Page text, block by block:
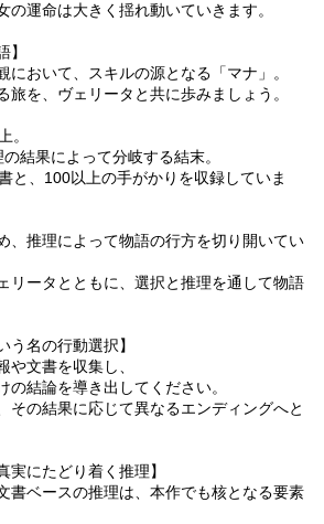
の運命は大きく揺れ動いていきます。
】
において、スキルの源となる「マナ」。
旅を、ヴェリータと共に歩みましょう。
。
結果によって分岐する結末。
と、100以上の手がかりを収録していま
、推理によって物語の行方を切り開いてい
リータとともに、選択と推理を通して物語
う名の行動選択】
や文書を収集し、
の結論を導き出してください。
その結果に応じて異なるエンディングへと
実にたどり着く推理】
書ベースの推理は、本作でも核となる要素